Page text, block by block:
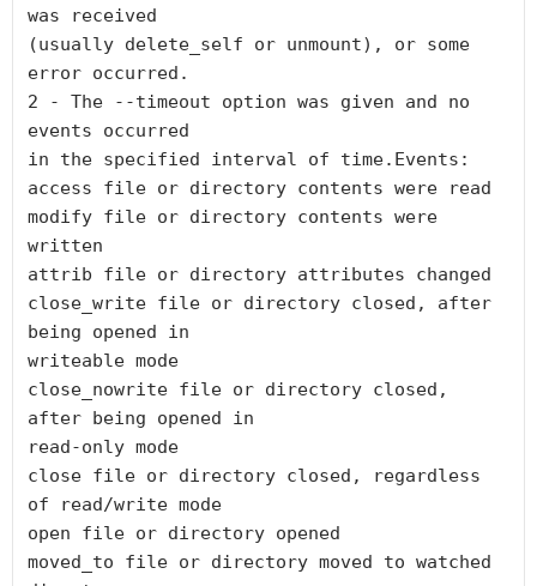
was received
(usually delete_self or unmount), or some
error occurred.
2 - The --timeout option was given and no
events occurred
in the specified interval of time.Events:
access file or directory contents were read
modify file or directory contents were
written
attrib file or directory attributes changed
close_write file or directory closed, after
being opened in
writeable mode
close_nowrite file or directory closed,
after being opened in
read-only mode
close file or directory closed, regardless
of read/write mode
open file or directory opened
moved_to file or directory moved to watched